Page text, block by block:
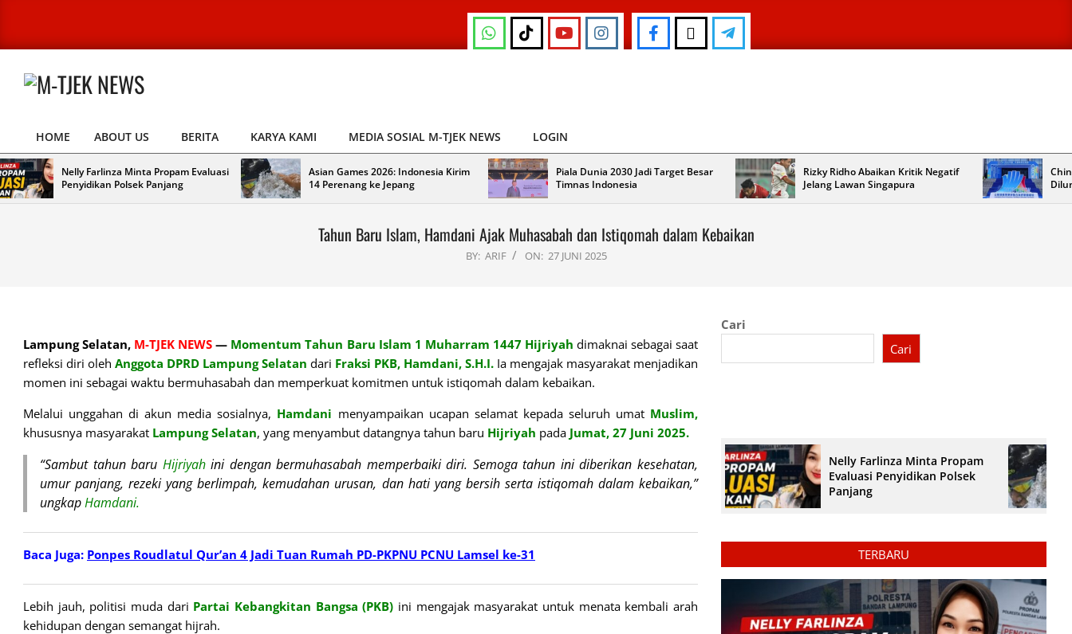
content
TJEK
NEWS
Primary
Navigation
Menu
HOME ABOUT US BERITA KARYA KAMI MEDIA SOSIAL M-TJEK NEWS LOGIN
Nelly Farlinza Minta Propam Evaluasi
Penyidikan Polsek Panjang
Asian Games 2026: Indonesia Kirim
14 Perenang ke Jepang
Piala Dunia 2030 Jadi Target Besar
Timnas Indonesia
Rizky Ridho Abaikan Kritik Negatif
Jelang Lawan Singapura
Tahun Baru Islam, Hamdani Ajak Muhasabah dan Istiqomah dalam Kebaikan
BY: ARIF ON: 27 JUNI 2025
Lampung Selatan, M-TJEK NEWS — Momentum Tahun Baru Islam 1 Muharram 1447 Hijriyah dimaknai sebagai saat
refleksi diri oleh Anggota DPRD Lampung Selatan dari Fraksi PKB, Hamdani, S.H.I. Ia mengajak masyarakat menjadikan
momen ini sebagai waktu bermuhasabah dan memperkuat komitmen untuk istiqomah dalam kebaikan.
Melalui unggahan di akun media sosialnya, Hamdani menyampaikan ucapan selamat kepada seluruh umat Muslim,
khususnya masyarakat Lampung Selatan, yang menyambut datangnya tahun baru Hijriyah pada Jumat, 27 Juni 2025.
“Sambut tahun baru Hijriyahini dengan bermuhasabah memperbaiki diri. Semoga tahun ini diberikan kesehatan,
umur panjang, rezeki yang berlimpah, kemudahan urusan, dan hati yang bersih serta istiqomah dalam kebaikan,”
ungkapHamdani.
Baca Juga: Ponpes Roudlatul Qur’an 4 Jadi Tuan Rumah PD-PKPNU PCNU Lamsel ke-31
Lebih jauh, politisi muda dari Partai Kebangkitan Bangsa (PKB) ini mengajak masyarakat untuk menata kembali arah
kehidupan dengan semangat hijrah.
Cari
Cari
Nelly Farlinza Minta Propam
Evaluasi Penyidikan Polsek
Panjang
TERBARU